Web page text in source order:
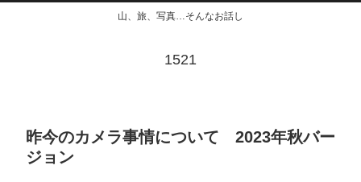
山、旅、写真…そんなお話し
1521
昨今のカメラ事情について 2023年秋バー
ジョン